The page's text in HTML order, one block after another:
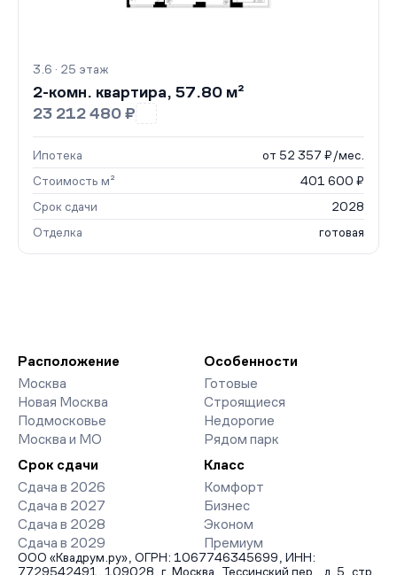
3.6 · 25 этаж
2-комн. квартира, 57.80 м²
23 212 480 ₽
Ипотека
от 52 357 ₽/мес.
Стоимость м²
401 600 ₽
Срок сдачи
2028
Отделка
готовая
Расположение
Москва
Новая Москва
Подмосковье
Москва и МО
Особенности
Готовые
Строящиеся
Недорогие
Рядом парк
Срок сдачи
Сдача в 2026
Сдача в 2027
Сдача в 2028
Сдача в 2029
Класс
Комфорт
Бизнес
Эконом
Премиум
ООО «Квадрум.ру», ОГРН: 1067746345699, ИНН:
7729542491, 109028, г. Москва, Тессинский пер., д. 5, стр.